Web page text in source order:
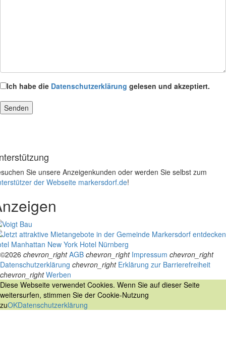
Ich habe die Datenschutzerklärung gelesen und akzeptiert.
Sie unsere Anzeigenkunden oder werden Sie selbst zum
der Webseite markersdorf.de!
Manhattan New York Hotel Nürnberg
©2026 chevron_right AGB chevron_right Impressum chevron_right
Datenschutzerklärung chevron_right Erklärung zur Barrierefreiheit
chevron_right Werben
Diese Webseite verwendet Cookies. Wenn Sie auf dieser Seite
weitersurfen, stimmen Sie der Cookie-Nutzung
zuOKDatenschutzerklärung